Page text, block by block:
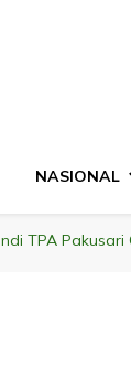
NASIONAL
TPA